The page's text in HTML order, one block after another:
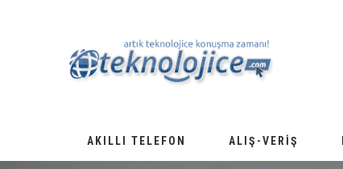
AKILLI TELEFON ALIŞ-VERIŞ